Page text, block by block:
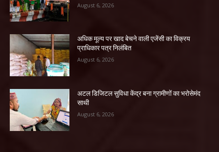
August 6, 2026
अधिक मूल्य पर खाद बेचने वाली एजेंसी का विक्रय
प्राधिकार पत्र निलंबित
August 6, 2026
अटल डिजिटल सुविधा केंद्र बना ग्रामीणों का भरोसेमंद
साथी
August 6, 2026